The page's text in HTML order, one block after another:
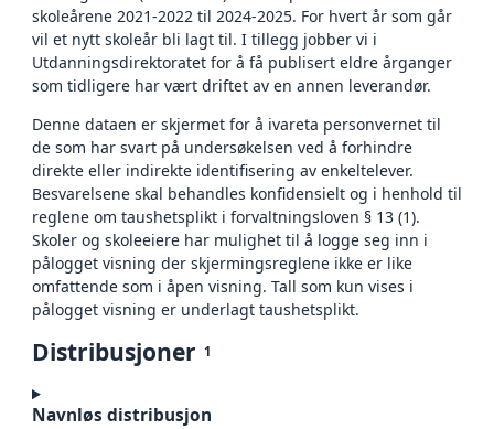
skoleårene 2021-2022 til 2024-2025. For hvert år som går
vil et nytt skoleår bli lagt til. I tillegg jobber vi i
Utdanningsdirektoratet for å få publisert eldre årganger
som tidligere har vært driftet av en annen leverandør.
Denne dataen er skjermet for å ivareta personvernet til
de som har svart på undersøkelsen ved å forhindre
direkte eller indirekte identifisering av enkeltelever.
Besvarelsene skal behandles konfidensielt og i henhold til
reglene om taushetsplikt i forvaltningsloven § 13 (1).
Skoler og skoleeiere har mulighet til å logge seg inn i
pålogget visning der skjermingsreglene ikke er like
omfattende som i åpen visning. Tall som kun vises i
pålogget visning er underlagt taushetsplikt.
Distribusjoner 1
Navnløs distribusjon